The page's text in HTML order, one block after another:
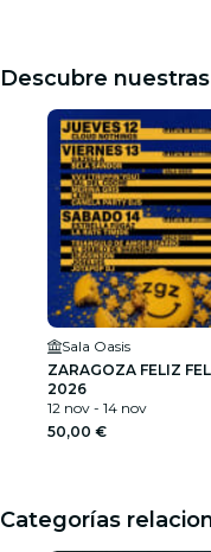
Descubre
Sala Oasis
ZARAGOZA FELIZ
2026
12 nov - 14 nov
50,00 €
Categorías